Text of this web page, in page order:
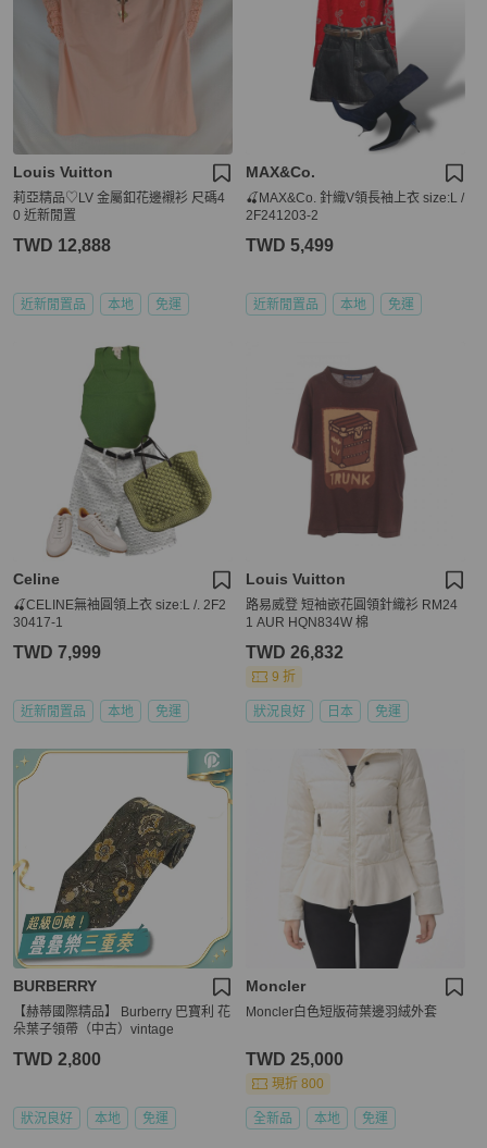
Louis Vuitton
莉亞精品♡LV 金屬釦花邊襯衫 尺碼4
0 近新閒置
TWD 12,888
近新閒置品 本地 免運
MAX&Co.
🍒MAX&Co. 針織V領長袖上衣 size:L /
2F241203-2
TWD 5,499
近新閒置品 本地 免運
Celine
🍒CELINE無袖圓領上衣 size:L /. 2F2
30417-1
TWD 7,999
近新閒置品 本地 免運
Louis Vuitton
路易威登 短袖嵌花圓領針織衫 RM24
1 AUR HQN834W 棉
TWD 26,832
9 折
狀況良好 日本 免運
BURBERRY
【赫蒂國際精品】 Burberry 巴寶利 花
朵葉子領帶（中古）vintage
TWD 2,800
狀況良好 本地 免運
Moncler
Moncler白色短版荷葉邊羽絨外套
TWD 25,000
現折 800
全新品 本地 免運